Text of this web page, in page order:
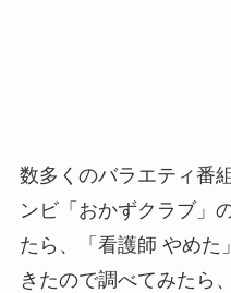
数多くのバラエティ番
ンビ「おかずクラブ」
たら、「看護師 やめた
きたので調べてみたら